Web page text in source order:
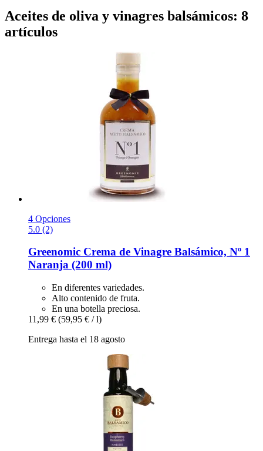
Aceites de oliva y vinagres balsámicos: 8
artículos
4 Opciones
5.0 (2)
Greenomic Crema de Vinagre Balsámico, Nº 1
Naranja (200 ml)
En diferentes variedades.
Alto contenido de fruta.
En una botella preciosa.
11,99 € (59,95 € / l)
Entrega hasta el 18 agosto